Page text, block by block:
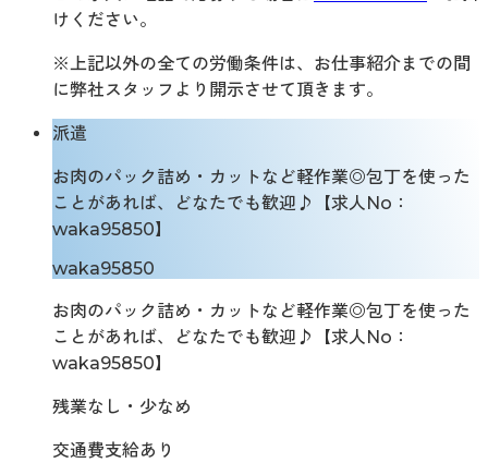
けください。
※上記以外の全ての労働条件は、お仕事紹介までの間
に弊社スタッフより開示させて頂きます。
派遣
お肉のパック詰め・カットなど軽作業◎包丁を使った
ことがあれば、どなたでも歓迎♪【求人No：
waka95850】
waka95850
お肉のパック詰め・カットなど軽作業◎包丁を使った
ことがあれば、どなたでも歓迎♪【求人No：
waka95850】
残業なし・少なめ
交通費支給あり